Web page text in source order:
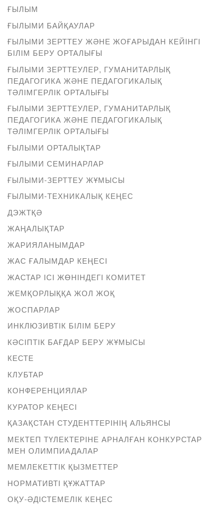
ҒЫЛЫМ
ҒЫЛЫМИ БАЙҚАУЛАР
ҒЫЛЫМИ ЗЕРТТЕУ ЖӘНЕ ЖОҒАРЫДАН КЕЙІНГІ
БІЛІМ БЕРУ ОРТАЛЫҒЫ
ҒЫЛЫМИ ЗЕРТТЕУЛЕР, ГУМАНИТАРЛЫҚ
ПЕДАГОГИКА ЖӘНЕ ПЕДАГОГИКАЛЫҚ
ТӘЛІМГЕРЛІК ОРТАЛЫҒЫ
ҒЫЛЫМИ ЗЕРТТЕУЛЕР, ГУМАНИТАРЛЫҚ
ПЕДАГОГИКА ЖӘНЕ ПЕДАГОГИКАЛЫҚ
ТӘЛІМГЕРЛІК ОРТАЛЫҒЫ
ҒЫЛЫМИ ОРТАЛЫҚТАР
ҒЫЛЫМИ СЕМИНАРЛАР
ҒЫЛЫМИ-ЗЕРТТЕУ ЖҰМЫСЫ
ҒЫЛЫМИ-ТЕХНИКАЛЫҚ КЕҢЕС
ДЭЖТҚӘ
ЖАҢАЛЫҚТАР
ЖАРИЯЛАНЫМДАР
ЖАС ҒАЛЫМДАР КЕҢЕСІ
ЖАСТАР ІСІ ЖӨНІНДЕГІ КОМИТЕТ
ЖЕМҚОРЛЫҚҚА ЖОЛ ЖОҚ
ЖОСПАРЛАР
ИНКЛЮЗИВТІК БІЛІМ БЕРУ
КӘСІПТІК БАҒДАР БЕРУ ЖҰМЫСЫ
КЕСТЕ
КЛУБТАР
КОНФЕРЕНЦИЯЛАР
КУРАТОР КЕҢЕСІ
ҚАЗАҚСТАН СТУДЕНТТЕРІНІҢ АЛЬЯНСЫ
МЕКТЕП ТҮЛЕКТЕРІНЕ АРНАЛҒАН КОНКУРСТАР
МЕН ОЛИМПИАДАЛАР
МЕМЛЕКЕТТІК ҚЫЗМЕТТЕР
НОРМАТИВТІ ҚҰЖАТТАР
ОҚУ-ӘДІСТЕМЕЛІК КЕҢЕС